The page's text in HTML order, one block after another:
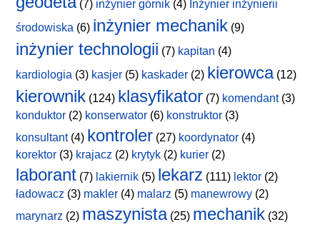
(7) inżynier górnik (4) Inżynier inżynierii
środowiska (6) inżynier mechanik (9)
inżynier technologii (7) kapitan (4)
kardiologia (3) kasjer (5) kaskader (2) kierowca(12)
kierownik (124) klasyfikator (7) komendant(3)
konduktor (2) konserwator (6) konstruktor (3)
konsultant(4) kontroler (27) koordynator (4)
korektor (3) krajacz (2) krytyk (2) kurier (2)
laborant (7) lakiernik (5) lekarz (111) lektor (2)
ładowacz (3) makler (4) malarz (5) manewrowy (2)
marynarz (2) maszynista(25) mechanik (32)